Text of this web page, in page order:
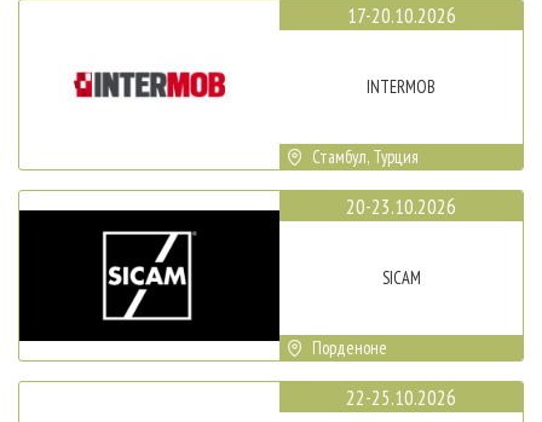
17-20.10.2026
INTERMOB
Стамбул, Турция
20-23.10.2026
SICAM
Порденоне
22-25.10.2026